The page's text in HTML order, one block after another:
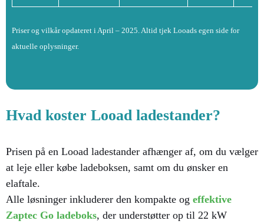
Priser og vilkår opdateret i April – 2025. Altid tjek Looads egen side for
aktuelle oplysninger.
Hvad koster Looad ladestander?
Prisen på en Looad ladestander afhænger af, om du vælger
at leje eller købe ladeboksen, samt om du ønsker en
elaftale.
Alle løsninger inkluderer den kompakte og effektive
Zaptec Go ladeboks, der understøtter op til 22 kW